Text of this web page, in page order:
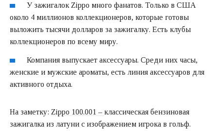
У зажигалок Zippo много фанатов. Только в США
около 4 миллионов коллекционеров, которые готовы
выложить тысячи долларов за зажигалку. Есть клубы
коллекционеров по всему миру.
Компания выпускает аксессуары. Среди них часы,
женские и мужские ароматы, есть линия аксессуаров для
активного отдыха.
На заметку: Zippo 100.001 – классическая бензиновая
зажигалка из латуни с изображением игрока в гольф.